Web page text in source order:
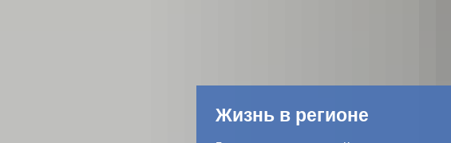
Жизнь в регионе